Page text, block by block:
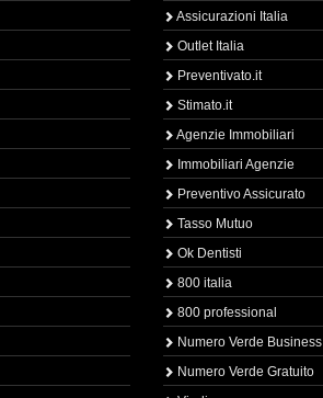
Assicurazioni Italia
Outlet Italia
Preventivato.it
Stimato.it
Agenzie Immobiliari
Immobiliari Agenzie
Preventivo Assicurato
Tasso Mutuo
Ok Dentisti
800 italia
800 professional
Numero Verde Business
Numero Verde Gratuito